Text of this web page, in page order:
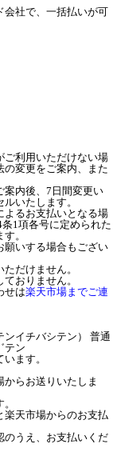
会社で、一括払いが可
ご利用いただけない場
の変更をご案内、また
案内後、7日間変更い
いたします。
よるお支払いとなる場
1項各号に定められた
。
いする場合もござい
だけません。
おりません。
せは楽天市場までご連
イチバシテン） 普通
テン
ます。
らお送りいたしま
楽天市場からのお支払
のうえ、お支払いくだ